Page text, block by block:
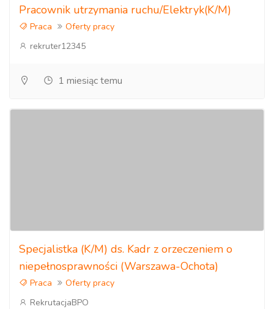
Pracownik utrzymania ruchu/Elektryk(K/M)
Praca
Oferty pracy
rekruter12345
1 miesiąc temu
Specjalistka (K/M) ds. Kadr z orzeczeniem o
niepełnosprawności (Warszawa-Ochota)
Praca
Oferty pracy
RekrutacjaBPO